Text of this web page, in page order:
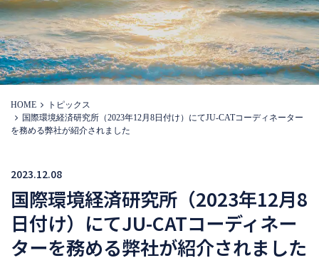
HOME
トピックス
国際環境経済研究所（2023年12月8日付け）にてJU-CATコーディネーター
を務める弊社が紹介されました
2023.12.08
国際環境経済研究所（2023年12月8
日付け）にてJU-CATコーディネー
ターを務める弊社が紹介されました